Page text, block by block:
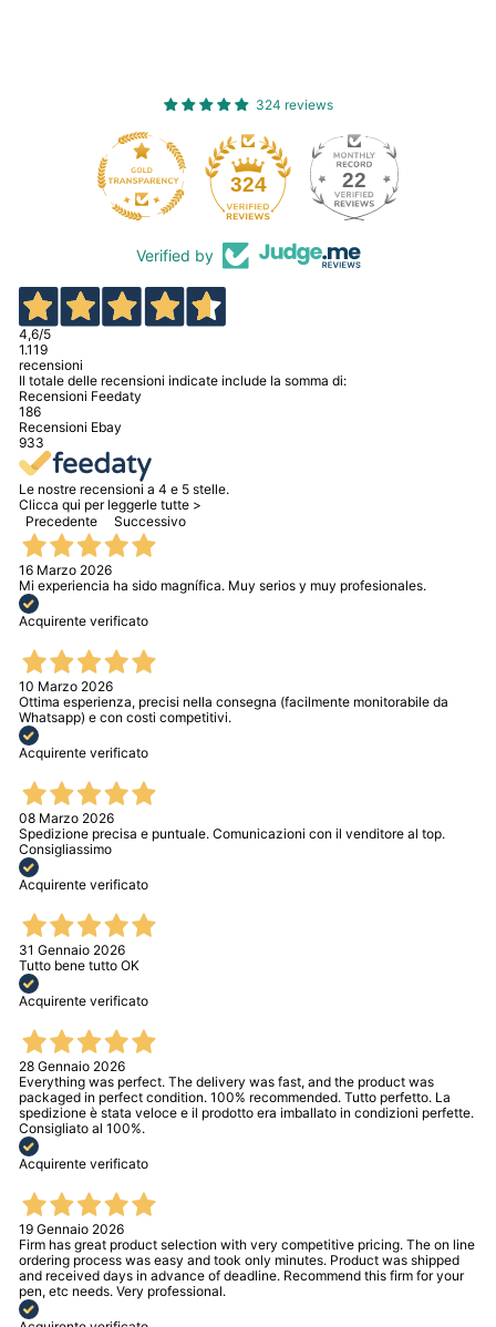
324 reviews
324 22
Verified by
4,6/5
1.119
recensioni
Il totale delle recensioni indicate include la somma di:
Recensioni Feedaty
186
Recensioni Ebay
933
Le nostre recensioni a 4 e 5 stelle.
Clicca qui per leggerle tutte >
Precedente
Successivo
16 Marzo 2026
Mi experiencia ha sido magnífica. Muy serios y muy profesionales.
Acquirente verificato
10 Marzo 2026
Ottima esperienza, precisi nella consegna (facilmente monitorabile da
Whatsapp) e con costi competitivi.
Acquirente verificato
08 Marzo 2026
Spedizione precisa e puntuale. Comunicazioni con il venditore al top.
Consigliassimo
Acquirente verificato
31 Gennaio 2026
Tutto bene tutto OK
Acquirente verificato
28 Gennaio 2026
Everything was perfect. The delivery was fast, and the product was
packaged in perfect condition. 100% recommended. Tutto perfetto. La
spedizione è stata veloce e il prodotto era imballato in condizioni perfette.
Consigliato al 100%.
Acquirente verificato
19 Gennaio 2026
Firm has great product selection with very competitive pricing. The on line
ordering process was easy and took only minutes. Product was shipped
and received days in advance of deadline. Recommend this firm for your
pen, etc needs. Very professional.